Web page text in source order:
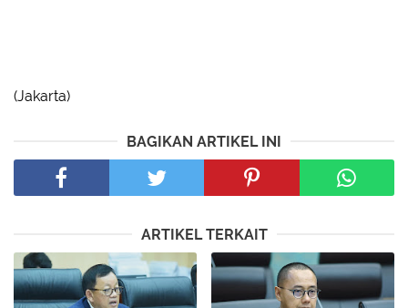
(Jakarta)
BAGIKAN ARTIKEL INI
ARTIKEL TERKAIT